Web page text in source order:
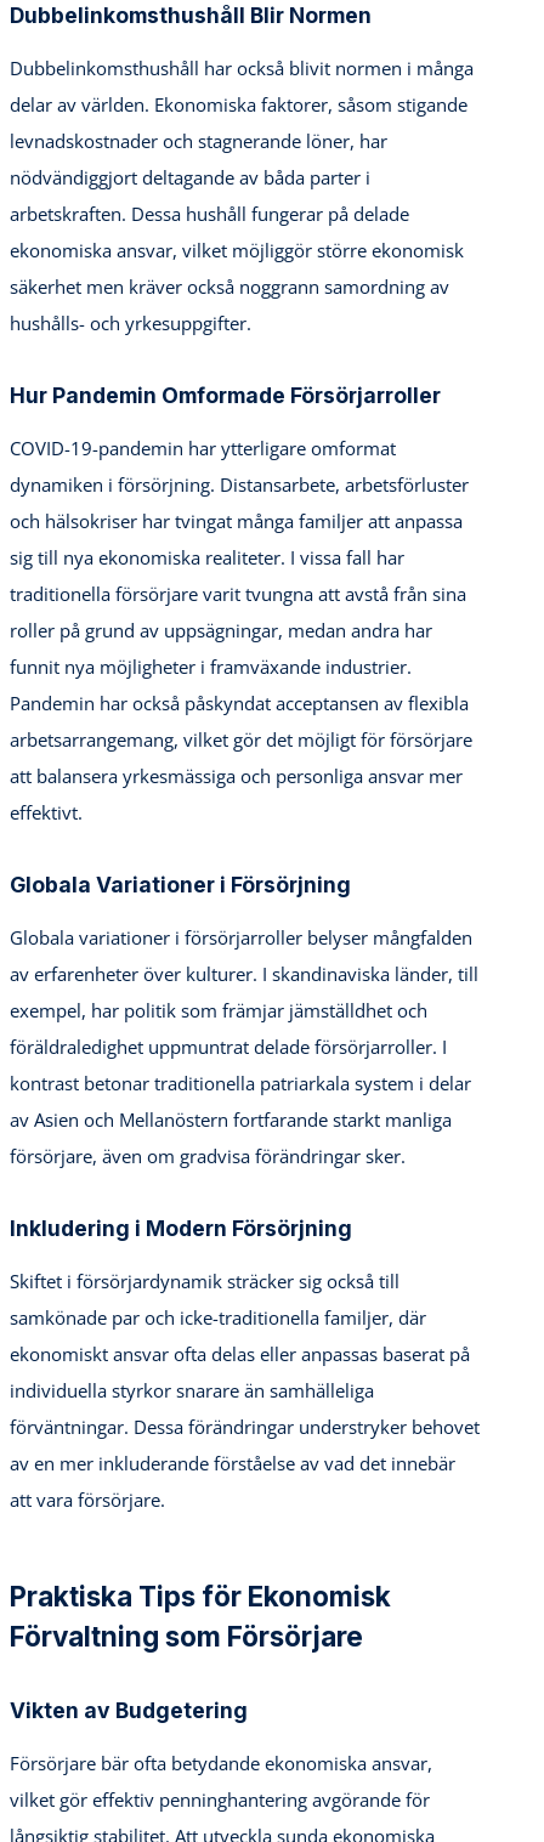
Dubbelinkomsthushåll Blir Normen
Dubbelinkomsthushåll har också blivit normen i många
delar av världen. Ekonomiska faktorer, såsom stigande
levnadskostnader och stagnerande löner, har
nödvändiggjort deltagande av båda parter i
arbetskraften. Dessa hushåll fungerar på delade
ekonomiska ansvar, vilket möjliggör större ekonomisk
säkerhet men kräver också noggrann samordning av
hushålls- och yrkesuppgifter.
Hur Pandemin Omformade Försörjarroller
COVID-19-pandemin har ytterligare omformat
dynamiken i försörjning. Distansarbete, arbetsförluster
och hälsokriser har tvingat många familjer att anpassa
sig till nya ekonomiska realiteter. I vissa fall har
traditionella försörjare varit tvungna att avstå från sina
roller på grund av uppsägningar, medan andra har
funnit nya möjligheter i framväxande industrier.
Pandemin har också påskyndat acceptansen av flexibla
arbetsarrangemang, vilket gör det möjligt för försörjare
att balansera yrkesmässiga och personliga ansvar mer
effektivt.
Globala Variationer i Försörjning
Globala variationer i försörjarroller belyser mångfalden
av erfarenheter över kulturer. I skandinaviska länder, till
exempel, har politik som främjar jämställdhet och
föräldraledighet uppmuntrat delade försörjarroller. I
kontrast betonar traditionella patriarkala system i delar
av Asien och Mellanöstern fortfarande starkt manliga
försörjare, även om gradvisa förändringar sker.
Inkludering i Modern Försörjning
Skiftet i försörjardynamik sträcker sig också till
samkönade par och icke-traditionella familjer, där
ekonomiskt ansvar ofta delas eller anpassas baserat på
individuella styrkor snarare än samhälleliga
förväntningar. Dessa förändringar understryker behovet
av en mer inkluderande förståelse av vad det innebär
att vara försörjare.
Praktiska Tips för Ekonomisk
Förvaltning som Försörjare
Vikten av Budgetering
Försörjare bär ofta betydande ekonomiska ansvar,
vilket gör effektiv penninghantering avgörande för
långsiktig stabilitet. Att utveckla sunda ekonomiska